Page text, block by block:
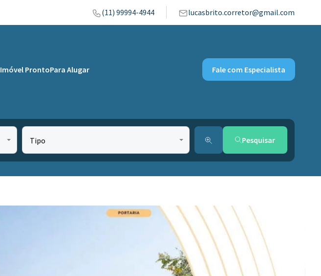
(11) 99994-4944 lucasbrito.corretor@gmail.com
Imóvel ProntoPara Alugar Fale com Especialista
Tipo Pesquisar